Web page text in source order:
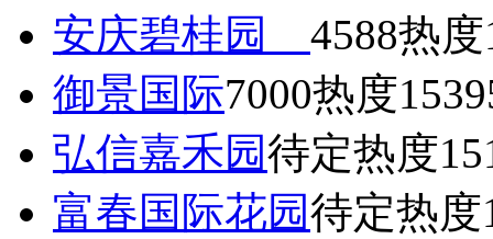
安庆碧桂园 4588热度
御景国际7000热度
弘信嘉禾园待定热度
富春国际花园待定热度